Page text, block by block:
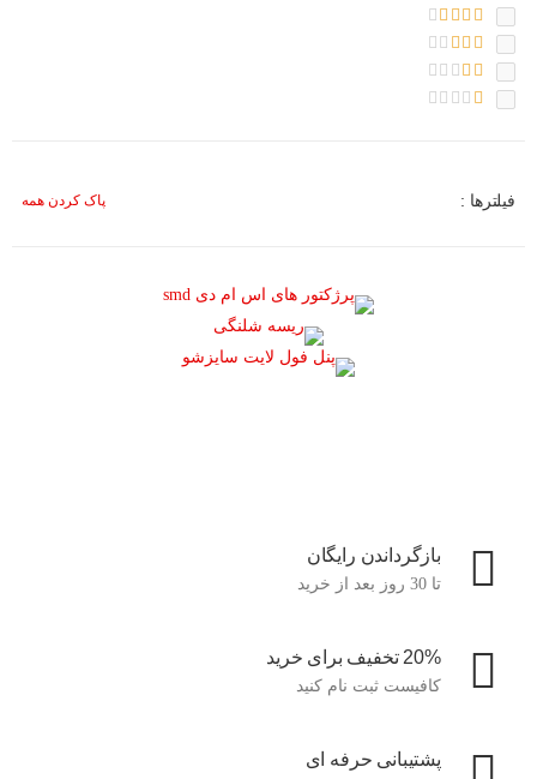
فیلترها : پاک کردن همه
بازگرداندن رایگان
تا 30 روز بعد از خرید
20% تخفیف برای خرید
کافیست ثبت نام کنید
پشتیبانی حرفه ای